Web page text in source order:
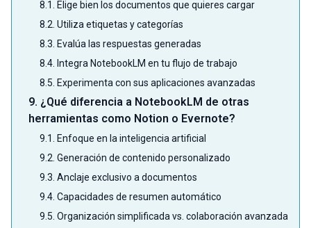
8.1. Elige bien los documentos que quieres cargar
8.2. Utiliza etiquetas y categorías
8.3. Evalúa las respuestas generadas
8.4. Integra NotebookLM en tu flujo de trabajo
8.5. Experimenta con sus aplicaciones avanzadas
9. ¿Qué diferencia a NotebookLM de otras
herramientas como Notion o Evernote?
9.1. Enfoque en la inteligencia artificial
9.2. Generación de contenido personalizado
9.3. Anclaje exclusivo a documentos
9.4. Capacidades de resumen automático
9.5. Organización simplificada vs. colaboración avanzada